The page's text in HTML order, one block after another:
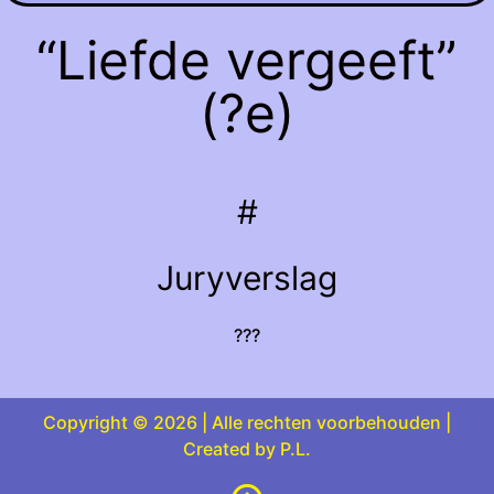
“Liefde vergeeft”
(?e)
#
Juryverslag
???
Copyright © 2026 | Alle rechten voorbehouden |
Created by P.L.